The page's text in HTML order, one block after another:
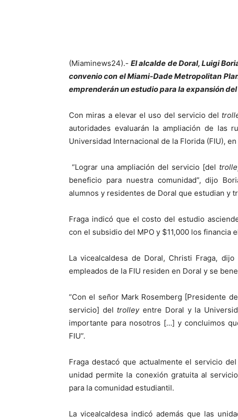
(Miaminews24).-El alcalde de Doral, Luigi
convenio con el Miami-Dade Metropolitan
emprenderán un estudio para la expansión
Con miras a elevar el uso del servicio del
autoridades evaluarán la ampliación de las
Universidad Internacional de la Florida (FIU),
“Lograr una ampliación del servicio [del
beneficio para nuestra comunidad”, dijo
alumnos y residentes de Doral que estudian y
Fraga indicó que el costo del estudio
con el subsidio del MPO y $11,000 los financia
La vicealcaldesa de Doral, Christi Fraga,
empleados de la FIU residen en Doral y se
“Con el señor Mark Rosemberg [Presidente
servicio] del trolleyentre Doral y la
importante para nosotros […] y concluimos
FIU”.
Fraga destacó que actualmente el servicio del
unidad permite la conexión gratuita al
para la comunidad estudiantil.
La vicealcaldesa indicó además que las